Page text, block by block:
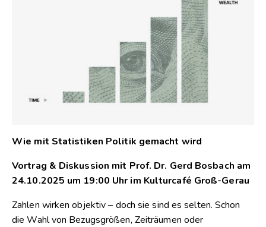
Wie mit Statistiken Politik gemacht wird
Vortrag & Diskussion mit Prof. Dr. Gerd Bosbach am
24.10.2025 um 19:00 Uhr im Kulturcafé Groß-Gerau
Zahlen wirken objektiv – doch sie sind es selten. Schon
die Wahl von Bezugsgrößen, Zeiträumen oder